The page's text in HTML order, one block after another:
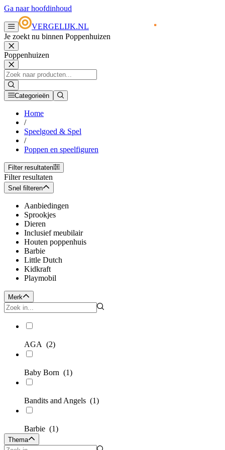
Ga naar hoofdinhoud
VERGELIJK.NL
Je zoekt nu binnen Poppenhuizen
Poppenhuizen
Categorieën
Home
/
Speelgoed & Spel
/
Poppen en speelfiguren
Filter resultaten
Filter resultaten
Snel filteren
Aanbiedingen
Sprookjes
Dieren
Inclusief meubilair
Houten poppenhuis
Barbie
Little Dutch
Kidkraft
Playmobil
Merk
AGA (2)
Baby Born (1)
Bandits and Angels (1)
Barbie (1)
Thema